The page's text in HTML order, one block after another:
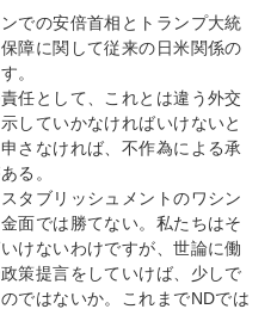
での安倍首相とトランプ大統
障に関して従来の日米関係の
。
任として、これとは違う外交
していかなければいけないと
さなければ、不作為による承
る。
タブリッシュメントのワシン
面では勝てない。私たちはそ
けないわけですが、世論に働
策提言をしていけば、少しで
ではないか。これまでNDでは